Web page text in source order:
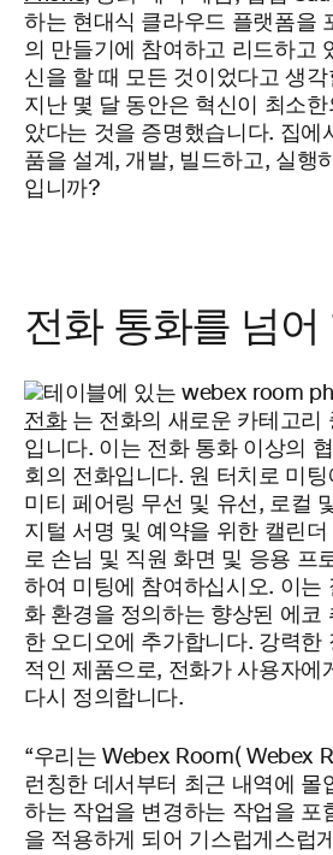
하는 현대식 클라우드 플랫폼을
의 만들기에 참여하고 리드하고
신을 할 때 모든 것이었다고 생
지난 몇 달 동안은 혁신이 최소
았다는 것을 증명했습니다. 집에
품을 설계, 개발, 빌드하고, 실행
입니까?
전화 통화를 넘어
전화는 전화의 새로운 카테고리
입니다. 이는 전화 통화 이상의
회의 전화입니다. 원 터치로 미팅
미티 페어링 무선 및 유선, 로컬
지털 서명 및 예약을 위한 캘린
로 손님 및 직원 화면 및 응용 프
하여 미팅에 참여하십시오. 이는
화 환경을 정의하는 향상된 에코
한 오디오에 추가합니다. 강력한
적인 제품으로, 전화가 사용자에
다시 정의합니다.
“우리는 Webex Room( Webex
런칭한 데서부터 최근 내역에 몰
하는 작업을 변경하는 작업을 포
을 적용하게 되어 기스럽게스럽